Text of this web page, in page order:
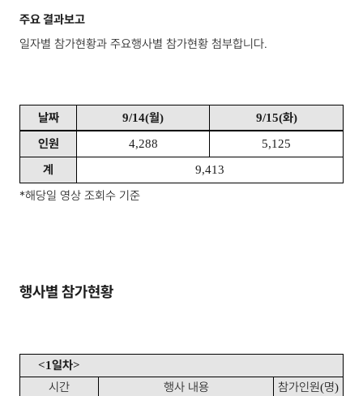
주요 결과보고
일자별 참가현황과 주요행사별 참가현황 첨부합니다.
날짜 9/14(월) 9/15(화)
인원 4,288 5,125
계 9,413
*해당일 영상 조회수 기준
행사별 참가현황
<1일차>
시간 행사 내용 참가인원(명)